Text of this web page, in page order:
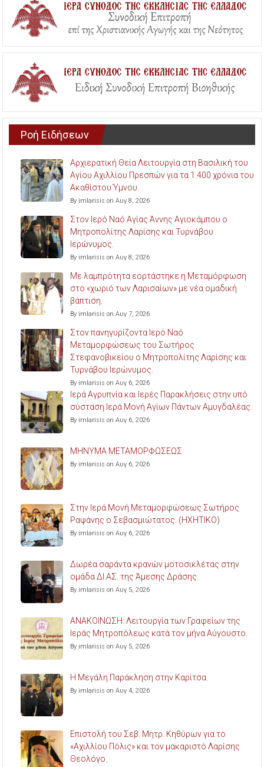
Ροή Ειδήσεων
Αρχιερατική Θεία Λειτουργία στη Βασιλική του
Αγίου Αχιλλίου Πρεσπών για τα 1.400 χρόνια του
Ακαθίστου Ύμνου.
By imlarisis on Αυγ 8, 2026
Στον Ιερό Ναό Αγίας Άννης Αγιοκάμπου ο
Μητροπολίτης Λαρίσης και Τυρνάβου
Ιερώνυμος.
By imlarisis on Αυγ 8, 2026
Με λαμπρότητα εορτάστηκε η Μεταμόρφωση
στο «χωριό των Λαρισαίων» με νέα ομαδική
βάπτιση.
By imlarisis on Αυγ 7, 2026
Στον πανηγυρίζοντα Ιερό Ναό
Μεταμορφώσεως του Σωτήρος
Στεφανοβικείου ο Μητροπολίτης Λαρίσης και
Τυρνάβου Ιερώνυμος.
By imlarisis on Αυγ 6, 2026
Ιερά Αγρυπνία και Ιερές Παρακλήσεις στην υπό
σύσταση Ιερά Μονή Αγίων Πάντων Αμυγδαλέας.
By imlarisis on Αυγ 6, 2026
ΜΗΝΥΜΑ ΜΕΤΑΜΟΡΦΩΣΕΩΣ
By imlarisis on Αυγ 6, 2026
Στην Ιερά Μονή Μεταμορφώσεως Σωτήρος
Ραψάνης ο Σεβασμιώτατος. (ΗΧΗΤΙΚΟ)
By imlarisis on Αυγ 6, 2026
Δωρέα σαράντα κρανών μοτοσικλέτας στην
ομάδα ΔΙ.ΑΣ. της Άμεσης Δράσης.
By imlarisis on Αυγ 5, 2026
ΑΝΑΚΟΙΝΩΣΗ: Λειτουργία των Γραφείων της
Ιεράς Μητροπόλεως κατά τον μήνα Αύγουστο.
By imlarisis on Αυγ 5, 2026
Η Μεγάλη Παράκληση στην Καρίτσα.
By imlarisis on Αυγ 4, 2026
Επιστολή του Σεβ. Μητρ. Κηθύρων για το
«Αχιλλίου Πόλις» και τον μακαριστό Λαρίσης
Θεολόγο.